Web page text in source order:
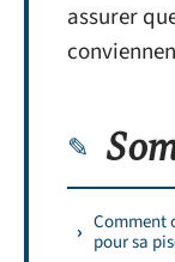
assurer
Comment
pour sa